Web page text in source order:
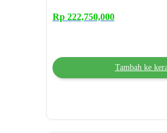
Rp 222,750,000
Tambah ke